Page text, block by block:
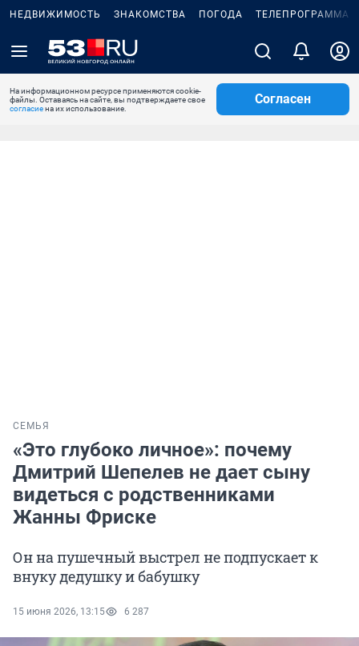
НЕДВИЖИМОСТЬ ЗНАКОМСТВА ПОГОДА ТЕЛЕПРОГРАММА
На информационном ресурсе применяются cookie-
файлы. Оставаясь на сайте, вы подтверждаете свое
согласиена их использование.
Согласен
СЕМЬЯ
«Это глубоко личное»: почему
Дмитрий Шепелев не дает сыну
видеться с родственниками
Жанны Фриске
Он на пушечный выстрел не подпускает к
внуку дедушку и бабушку
15 июня 2026, 13:15 6 287